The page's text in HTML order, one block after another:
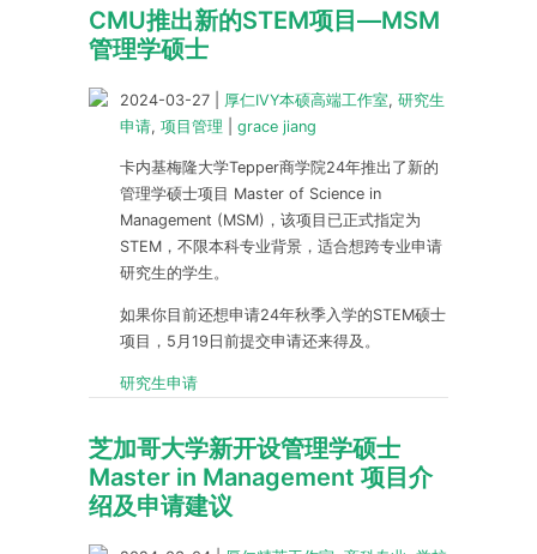
CMU推出新的STEM项目—MSM
管理学硕士
2024-03-27 厚仁IVY本硕高端工作室, 研究生
申请, 项目管理 grace jiang
卡内基梅隆大学Tepper商学院24年推出了新的
管理学硕士项目 Master of Science in
Management (MSM)，该项目已正式指定为
STEM，不限本科专业背景，适合想跨专业申请
研究生的学生。
如果你目前还想申请24年秋季入学的STEM硕士
项目，5月19日前提交申请还来得及。
研究生申请
芝加哥大学新开设管理学硕士
Master in Management 项目介
绍及申请建议